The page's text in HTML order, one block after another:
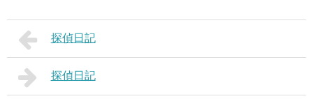
探偵日記
探偵日記